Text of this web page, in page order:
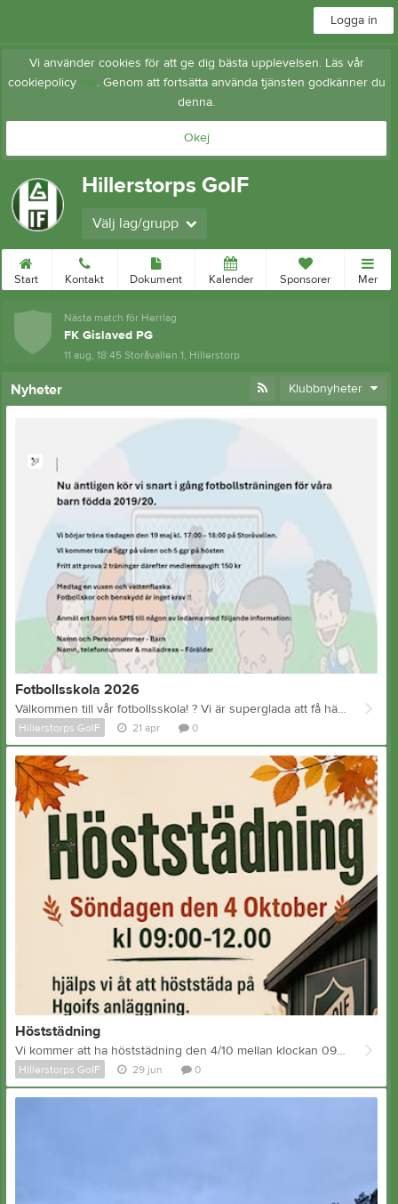
Logga in
Vi använder cookies för att ge dig bästa upplevelsen. Läs vår
cookiepolicy här. Genom att fortsätta använda tjänsten godkänner du
denna.
Okej
Hillerstorps GoIF
Välj lag/grupp
Start Kontakt Dokument Kalender Sponsorer Mer
Nästa match för Herrlag
FK Gislaved PG
11 aug, 18:45Storåvallen 1, Hillerstorp
Nyheter Klubbnyheter
Fotbollsskola 2026
Välkommen till vår fotbollsskola! ? Vi är superglada att få hälsa dig välkommen till vår fotbollsskola – en plats fylld av glädje, gemenskap och massor av fotboll. Här står spelglädje, utveckling och laganda i centrum, oavsett om du är nybörjare eller redan älskar sporten. Under veckan kommer vi att träna, spela, skratta och lära oss tillsammans. Våra ledare ser till att alla känner sig trygga, sedda och får chansen att utvecklas i sin egen takt. Det viktigaste för oss är att ha kul och skapa fina minnen – både på och utanför planen. Vi ser verkligen fram emot en härlig fotbollstid tillsammans. Nu kör vi!
Hillerstorps GoIF 21 apr 0
Höststädning
Vi kommer att ha höststädning den 4/10 mellan klockan 09:00-12:00
Hillerstorps GoIF 29 jun 0